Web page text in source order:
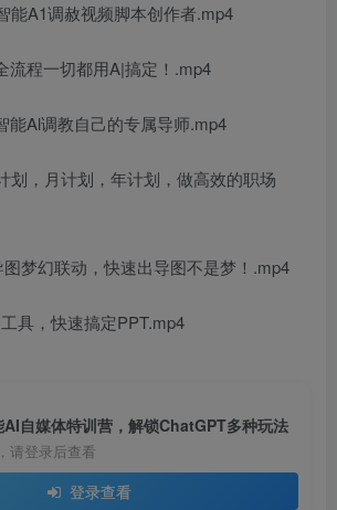
能A1调赦视频脚本创作者.mp4
流程一切都用A|搞定！.mp4
能Al调教自己的专属导师.mp4
划，月计划，年计划，做高效的职场
梦幻联动，快速出导图不是梦！.mp4
具，快速搞定PPT.mp4
AI自媒体特训营，解锁ChatGPT多种玩法
请登录后查看
登录查看